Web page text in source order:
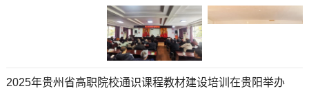
2025年贵州省高职院校通识课程教材建设培训在贵阳举办